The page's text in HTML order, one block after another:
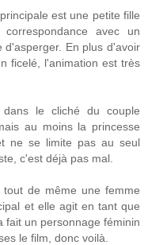
est une petite fille
avec un
d'asperger. En plus d'avoir
ficelé, l'animation est très
le cliché du couple
au moins la princesse
ne se limite pas au seul
c'est déjà pas mal.
de même une femme
et elle agit en tant que
fait un personnage féminin
le film, donc voilà.